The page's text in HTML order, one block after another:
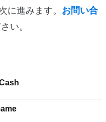
に進みます。 お問い合
い。